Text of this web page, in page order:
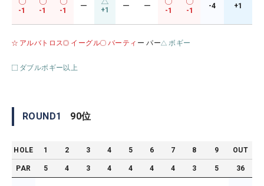
-1 -1 -1
ー +1 ー ー
-1 -1
-4 +1
アルバトロス イーグル バーティ ー パー ボギー
ダブルボギー以上
ROUND1 90位
HOLE 1 2 3 4 5 6 7 8 9 OUT
PAR 5 4 3 4 4 4 4 3 5 36